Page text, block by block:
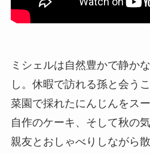
ミシェルは自然豊かで静か
し。休暇で訪れる孫と会う
菜園で採れたにんじんをス
自作のケーキ、そして秋の
親友とおしゃべりしながら